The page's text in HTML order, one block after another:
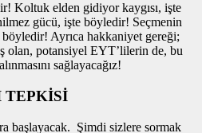
Koltuk elden gidiyor kaygısı, işte
gücü, işte böyledir! Seçmenin
Ayrıca hakkaniyet gereği;
olan, potansiyel EYT’lilerin de, bu
sağlayacağız!
başlayacak. Şimdi sizlere sormak